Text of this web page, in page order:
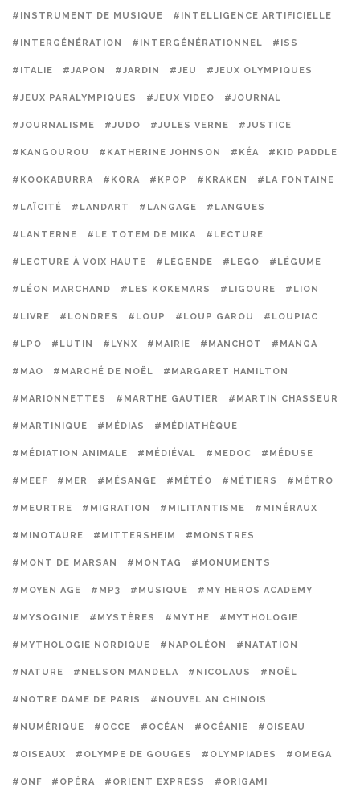
#INSTRUMENT DE MUSIQUE #INTELLIGENCE ARTIFICIELLE
#INTERGÉNÉRATION #INTERGÉNÉRATIONNEL #ISS
#ITALIE #JAPON #JARDIN #JEU #JEUX OLYMPIQUES
#JEUX PARALYMPIQUES #JEUX VIDEO #JOURNAL
#JOURNALISME #JUDO #JULES VERNE #JUSTICE
#KANGOUROU #KATHERINE JOHNSON #KÉA #KID PADDLE
#KOOKABURRA #KORA #KPOP #KRAKEN #LA FONTAINE
#LAÏCITÉ #LANDART #LANGAGE #LANGUES
#LANTERNE #LE TOTEM DE MIKA #LECTURE
#LECTURE À VOIX HAUTE #LÉGENDE #LEGO #LÉGUME
#LÉON MARCHAND #LES KOKEMARS #LIGOURE #LION
#LIVRE #LONDRES #LOUP #LOUP GAROU #LOUPIAC
#LPO #LUTIN #LYNX #MAIRIE #MANCHOT #MANGA
#MAO #MARCHÉ DE NOËL #MARGARET HAMILTON
#MARIONNETTES #MARTHE GAUTIER #MARTIN CHASSEUR
#MARTINIQUE #MÉDIAS #MÉDIATHÈQUE
#MÉDIATION ANIMALE #MÉDIÉVAL #MEDOC #MÉDUSE
#MEEF #MER #MÉSANGE #MÉTÉO #MÉTIERS #MÉTRO
#MEURTRE #MIGRATION #MILITANTISME #MINÉRAUX
#MINOTAURE #MITTERSHEIM #MONSTRES
#MONT DE MARSAN #MONTAG #MONUMENTS
#MOYEN AGE #MP3 #MUSIQUE #MY HEROS ACADEMY
#MYSOGINIE #MYSTÈRES #MYTHE #MYTHOLOGIE
#MYTHOLOGIE NORDIQUE #NAPOLÉON #NATATION
#NATURE #NELSON MANDELA #NICOLAUS #NOËL
#NOTRE DAME DE PARIS #NOUVEL AN CHINOIS
#NUMÉRIQUE #OCCE #OCÉAN #OCÉANIE #OISEAU
#OISEAUX #OLYMPE DE GOUGES #OLYMPIADES #OMEGA
#ONF #OPÉRA #ORIENT EXPRESS #ORIGAMI